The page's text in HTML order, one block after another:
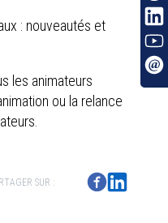
: nouveautés et
les animateurs
ou la relance
SUR :